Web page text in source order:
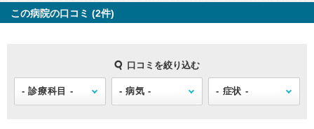
この病院の口コミ (2件)
口コミを絞り込む